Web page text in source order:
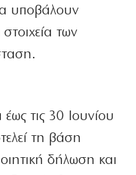
υποβάλουν
των
τις 30 Ιουνίου
τη βάση
δήλωση και